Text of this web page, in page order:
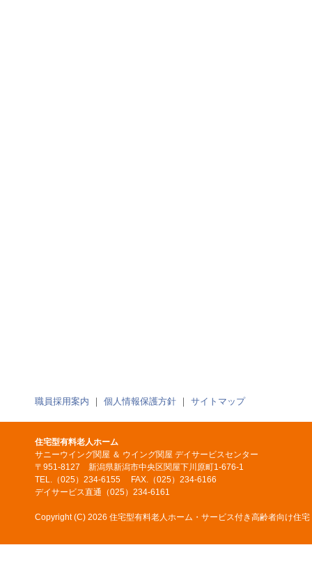
職員採用案内 ｜ 個人情報保護方針 ｜ サイトマップ
住宅型有料老人ホーム
サニーウイング関屋 ＆ ウイング関屋 デイサービスセンター
〒951-8127 新潟県新潟市中央区関屋下川原町1-676-1
TEL.（025）234-6155 FAX.（025）234-6166
デイサービス直通（025）234-6161
Copyright (C) 2026 住宅型有料老人ホーム・サービス付き高齢者向け住